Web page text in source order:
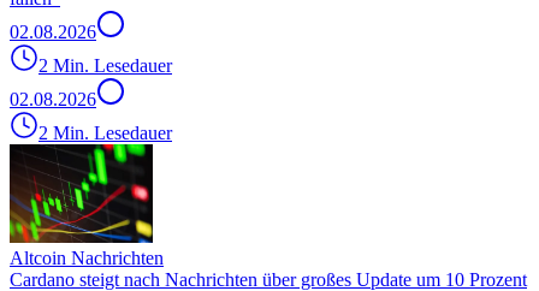
02.08.2026
2 Min. Lesedauer
02.08.2026
2 Min. Lesedauer
Altcoin Nachrichten
Cardano steigt nach Nachrichten über großes Update um 10 Prozent